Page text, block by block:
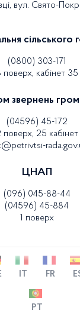
вул. Свято-
сільського
(0800) 303-171
поверх, кабінет 35
звернень
(04596) 45-172
поверх, 25 кабінет
ЦНАП
(096) 045-88-44
(04596) 45-884
1 поверх
IT FR
PT